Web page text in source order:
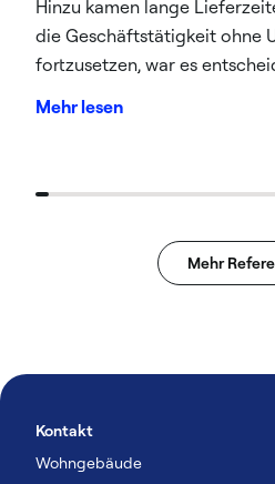
Hinzu kamen lange
die Geschäftstätigkeit ohne
fortzusetzen, war es
Mehr lesen
Mehr
Kontakt
Wohngebäude